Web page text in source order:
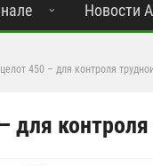
Новости
450 – для контроля
для